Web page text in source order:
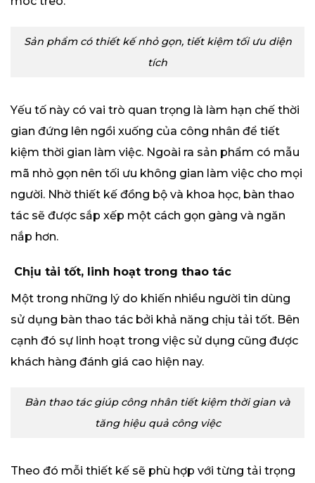
Sản phẩm có thiết kế nhỏ gọn, tiết kiệm tối ưu diện
tích
Yếu tố này có vai trò quan trọng là làm hạn chế thời
gian đứng lên ngồi xuống của công nhân để tiết
kiệm thời gian làm việc. Ngoài ra sản phẩm có mẫu
mã nhỏ gọn nên tối ưu không gian làm việc cho mọi
người. Nhờ thiết kế đồng bộ và khoa học, bàn thao
tác sẽ được sắp xếp một cách gọn gàng và ngăn
nắp hơn.
Chịu tải tốt, linh hoạt trong thao tác
Một trong những lý do khiến nhiều người tin dùng
sử dụng bàn thao tác bởi khả năng chịu tải tốt. Bên
cạnh đó sự linh hoạt trong việc sử dụng cũng được
khách hàng đánh giá cao hiện nay.
Bàn thao tác giúp công nhân tiết kiệm thời gian và
tăng hiệu quả công việc
Theo đó mỗi thiết kế sẽ phù hợp với từng tải trọng